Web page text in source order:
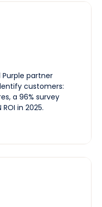
Purple partner
customers:
a 96% survey
in 2025.